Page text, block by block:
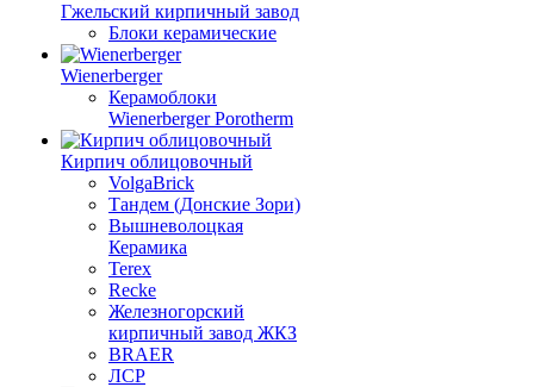
Гжельский кирпичный завод
Блоки керамические
Wienerberger
Керамоблоки
Wienerberger Porotherm
Кирпич облицовочный
VolgaBrick
Тандем (Донские Зори)
Вышневолоцкая
Керамика
Terex
Recke
Железногорский
кирпичный завод ЖКЗ
BRAER
ЛСР